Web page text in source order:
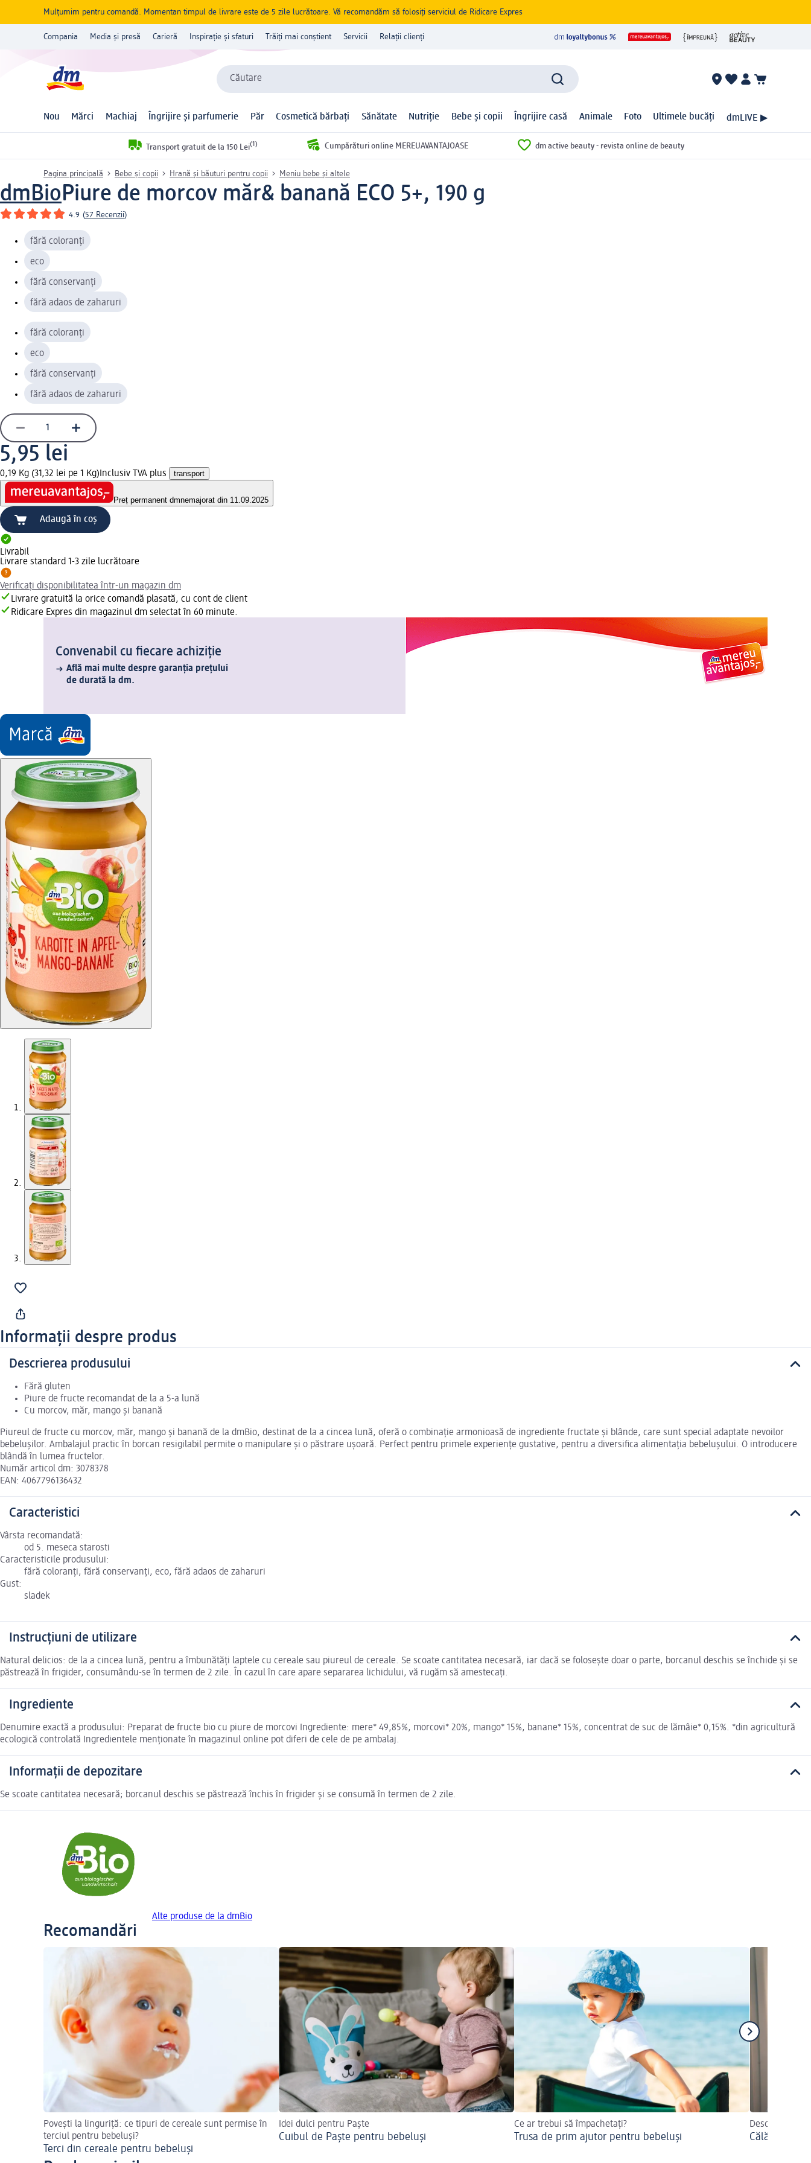
Mulțumim pentru comandă. Momentan timpul de livrare este de 5 zile lucrătoare. Vă recomandăm să folosiți serviciul de Ridicare Expres
Compania Media și presă Carieră Inspirație și sfaturi Trăiți mai conștient Servicii Relații clienți
Căutare
Nou Mărci Machiaj Îngrijire și parfumerie Păr Cosmetică bărbați Sănătate Nutriție Bebe și copii Îngrijire casă Animale Foto Ultimele bucăți dmLIVE ▶
Transport gratuit de la 150 Lei(1) Cumpărături online MEREUAVANTAJOASE dm active beauty - revista online de beauty
Pagina principală Bebe și copii Hrană și băuturi pentru copii Meniu bebe și altele
dmBioPiure de morcov măr& banană ECO 5+, 190 g
4.9 (57 Recenzii)
fără coloranți
eco
fără conservanți
fără adaos de zaharuri
fără coloranți
eco
fără conservanți
fără adaos de zaharuri
5,95 lei
0,19 Kg (31,32 lei pe 1 Kg) Inclusiv TVA plus transport
Preț permanent dmnemajorat din 11.09.2025
Adaugă în coș
Livrabil
Livrare standard 1-3 zile lucrătoare
Verificați disponibilitatea într-un magazin dm
Livrare gratuită la orice comandă plasată, cu cont de client
Ridicare Expres din magazinul dm selectat în 60 minute.
Convenabil cu fiecare achiziție
Află mai multe despre garanția prețului
de durată la dm.
Informații despre produs
Descrierea produsului
Fără gluten
Piure de fructe recomandat de la a 5-a lună
Cu morcov, măr, mango și banană
Piureul de fructe cu morcov, măr, mango și banană de la dmBio, destinat de la a cincea lună, oferă o combinație armonioasă de ingrediente fructate și blânde, care sunt special adaptate nevoilor
bebelușilor. Ambalajul practic în borcan resigilabil permite o manipulare și o păstrare ușoară. Perfect pentru primele experiențe gustative, pentru a diversifica alimentația bebelușului. O introducere
blândă în lumea fructelor.
Număr articol dm: 3078378
EAN: 4067796136432
Caracteristici
Vârsta recomandată:
od 5. meseca starosti
Caracteristicile produsului:
fără coloranți, fără conservanți, eco, fără adaos de zaharuri
Gust:
sladek
Instrucțiuni de utilizare
Natural delicios: de la a cincea lună, pentru a îmbunătăți laptele cu cereale sau piureul de cereale. Se scoate cantitatea necesară, iar dacă se folosește doar o parte, borcanul deschis se închide și se
păstrează în frigider, consumându-se în termen de 2 zile. În cazul în care apare separarea lichidului, vă rugăm să amestecați.
Ingrediente
Denumire exactă a produsului: Preparat de fructe bio cu piure de morcovi Ingrediente: mere* 49,85%, morcovi* 20%, mango* 15%, banane* 15%, concentrat de suc de lămâie* 0,15%. *din agricultură
ecologică controlată Ingredientele menționate în magazinul online pot diferi de cele de pe ambalaj.
Informații de depozitare
Se scoate cantitatea necesară; borcanul deschis se păstrează închis în frigider și se consumă în termen de 2 zile.
Alte produse de la dmBio
Recomandări
Povești la linguriță: ce tipuri de cereale sunt permise în
terciul pentru bebeluși?
Terci din cereale pentru bebeluși
Idei dulci pentru Paște
Cuibul de Paște pentru bebeluși
Ce ar trebui să împachetați?
Trusa de prim ajutor pentru bebeluși
Descoperiți de
Călătoria cu